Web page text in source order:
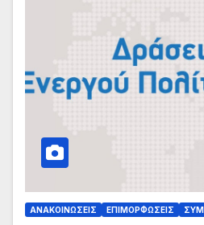
ΑΝΑΚΟΙΝΏΣΕΙΣ ΕΠΙΜΟΡΦΏΣΕΙΣ